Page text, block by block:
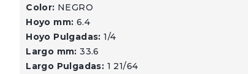
Color: NEGRO
Hoyo mm: 6.4
Hoyo Pulgadas:1/4
Largo mm:33.6
Largo Pulgadas: 1 21/64